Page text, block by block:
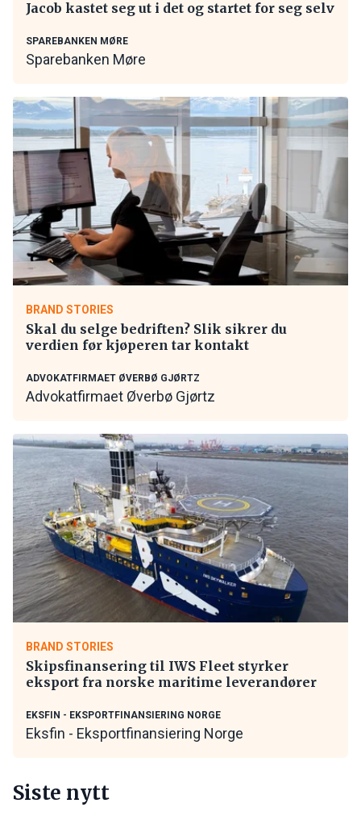
Jacob kastet seg ut i det og startet for seg selv
SPAREBANKEN MØRE
Sparebanken Møre
BRAND STORIES
Skal du selge bedriften? Slik sikrer du
verdien før kjøperen tar kontakt
ADVOKATFIRMAET ØVERBØ GJØRTZ
Advokatfirmaet Øverbø Gjørtz
BRAND STORIES
Skipsfinansering til IWS Fleet styrker
eksport fra norske maritime leverandører
EKSFIN - EKSPORTFINANSIERING NORGE
Eksfin - Eksportfinansiering Norge
Siste nytt